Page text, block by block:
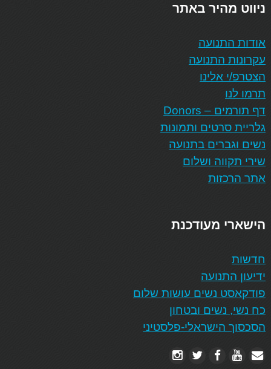
ניווט מהיר באתר
אודות התנועה
עקרונות התנועה
הצטרפ/י אלינו
תרמו לנו
דף תורמים – Donors
גלריית סרטים ותמונות
נשים וגברים בתנועה
שירי תקווה ושלום
אתר הרכזות
הישארי מעודכנת
חדשות
ידיעון התנועה
פודקאסט נשים עושות שלום
כח נשי, נשים ובטחון
הסכסוך הישראלי-פלסטיני